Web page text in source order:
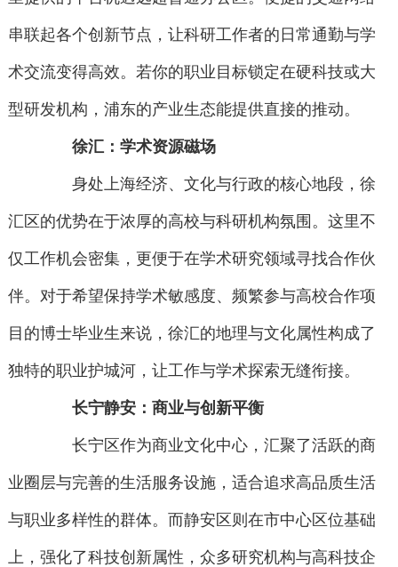
串联起各个创新节点，让科研工作者的日常通勤与学
术交流变得高效。若你的职业目标锁定在硬科技或大
型研发机构，浦东的产业生态能提供直接的推动。
徐汇：学术资源磁场
身处上海经济、文化与行政的核心地段，徐
汇区的优势在于浓厚的高校与科研机构氛围。这里不
仅工作机会密集，更便于在学术研究领域寻找合作伙
伴。对于希望保持学术敏感度、频繁参与高校合作项
目的博士毕业生来说，徐汇的地理与文化属性构成了
独特的职业护城河，让工作与学术探索无缝衔接。
长宁静安：商业与创新平衡
长宁区作为商业文化中心，汇聚了活跃的商
业圈层与完善的生活服务设施，适合追求高品质生活
与职业多样性的群体。而静安区则在市中心区位基础
上，强化了科技创新属性，众多研究机构与高科技企